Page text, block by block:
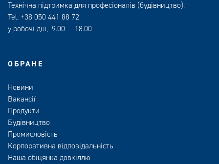
Технічна підтримка для професіоналів (будівництво):
Tel. +38 050 441 88 72
у робочі дні, 9.00 – 18.00
ОБРАНЕ
Новини
Вакансії
Продукти
Будівництво
Промисловість
Корпоративна відповідальність
Наша обіцянка довкіллю